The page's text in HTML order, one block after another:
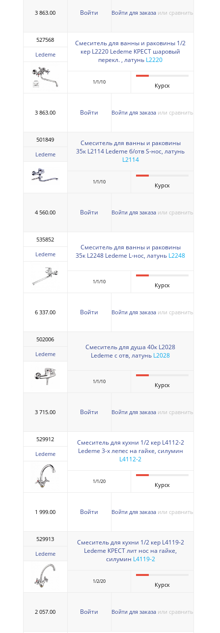
3 863.00 Войти Войти для заказа или сравнить
527568
Ledeme
Смеситель для ванны и раковины 1/2
кер L2220 Ledeme КРЕСТ шаровый
перекл. , латунь L2220
1/1/10 Курск
3 863.00 Войти Войти для заказа или сравнить
501849
Ledeme
Смеситель для ванны и раковины
35к L2114 Ledeme б/отв S-нос, латунь
L2114
1/1/10 Курск
4 560.00 Войти Войти для заказа или сравнить
535852
Ledeme
Смеситель для ванны и раковины
35к L2248 Ledeme L-нос, латунь L2248
1/1/10 Курск
6 337.00 Войти Войти для заказа или сравнить
502006
Ledeme
Смеситель для душа 40к L2028
Ledeme с отв, латунь L2028
1/1/10 Курск
3 715.00 Войти Войти для заказа или сравнить
529912
Ledeme
Смеситель для кухни 1/2 кер L4112-2
Ledeme 3-х лепес на гайке, силумин
L4112-2
1/1/20 Курск
1 999.00 Войти Войти для заказа или сравнить
529913
Ledeme
Смеситель для кухни 1/2 кер L4119-2
Ledeme КРЕСТ лит нос на гайке,
силумин L4119-2
1/2/20 Курск
2 057.00 Войти Войти для заказа или сравнить